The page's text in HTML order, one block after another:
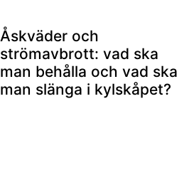
Åskväder och
strömavbrott: vad ska
man behålla och vad ska
man slänga i kylskåpet?